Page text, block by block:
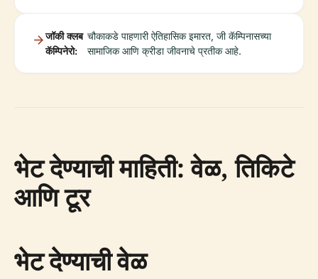
जॉकी क्लब
कॅम्पिनेरो:
चौकाकडे पाहणारी ऐतिहासिक इमारत, जी कॅम्पिनासच्या
सामाजिक आणि क्रीडा जीवनाचे प्रतीक आहे.
भेट देण्याची माहिती: वेळ, तिकिटे
आणि टूर
भेट देण्याची वेळ